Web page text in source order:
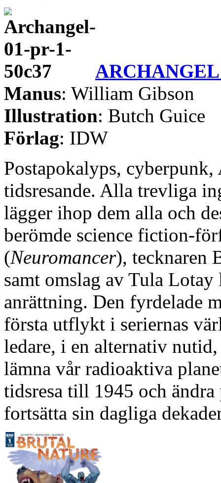
ARCHANGEL
Manus: William Gibson
Illustration: Butch Guice
Förlag: IDW
Postapokalyps,
tidsresande. Alla trevliga
lägger ihop dem alla och
berömde science fiction-
(Neuromancer), tecknaren
samt omslag av Tula
anrättning. Den fyrdelade
första utflykt i seriernas
ledare, i en alternativ
lämna vår radioaktiva
tidsresa till 1945 och
fortsätta sin dagliga